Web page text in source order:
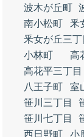
波木が丘町
南小松町
釆
釆女が丘三丁
小林町
高
高花平三丁目
八王子町
室
笹川三丁目
笹川七丁目
西日野町
小